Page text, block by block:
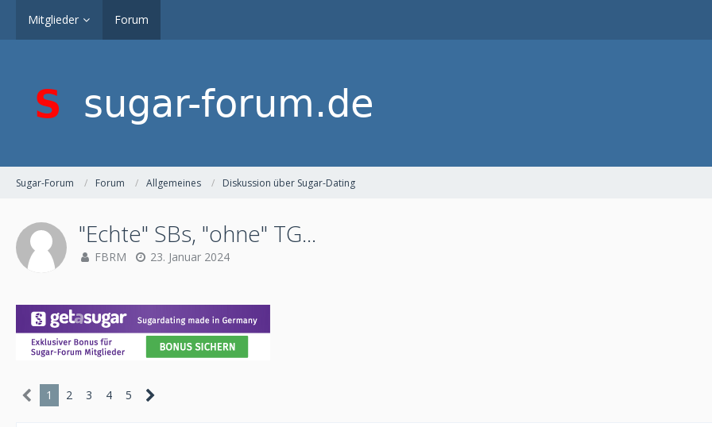
Mitglieder Forum
Sugar-Forum Forum Allgemeines Diskussion über Sugar-Dating
"Echte" SBs, "ohne" TG...
FBRM 23. Januar 2024
1 2 3 4 5